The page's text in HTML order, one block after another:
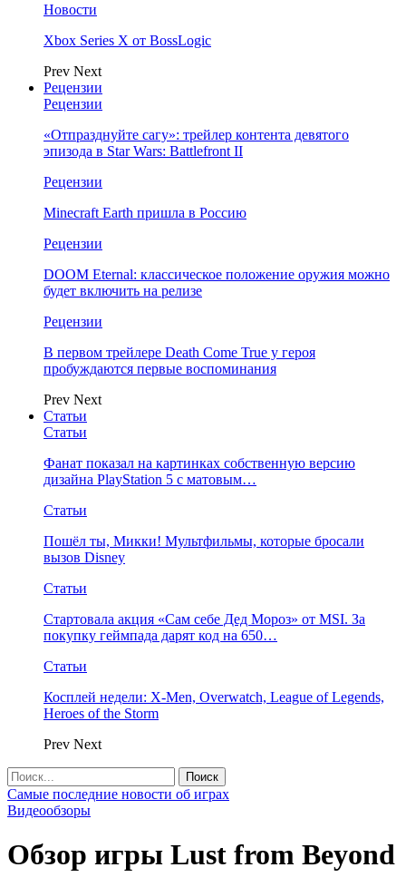
Новости
Xbox Series X от BossLogic
Prev Next
Рецензии
Рецензии
«Отпразднуйте сагу»: трейлер контента девятого
эпизода в Star Wars: Battlefront II
Рецензии
Minecraft Earth пришла в Россию
Рецензии
DOOM Eternal: классическое положение оружия можно
будет включить на релизе
Рецензии
В первом трейлере Death Come True у героя
пробуждаются первые воспоминания
Prev Next
Статьи
Статьи
Фанат показал на картинках собственную версию
дизайна PlayStation 5 с матовым…
Статьи
Пошёл ты, Микки! Мультфильмы, которые бросали
вызов Disney
Статьи
Стартовала акция «Сам себе Дед Мороз» от MSI. За
покупку геймпада дарят код на 650…
Статьи
Косплей недели: X-Men, Overwatch, League of Legends,
Heroes of the Storm
Prev Next
Самые последние новости об играх
Видеообзоры
Обзор игры Lust from Beyond